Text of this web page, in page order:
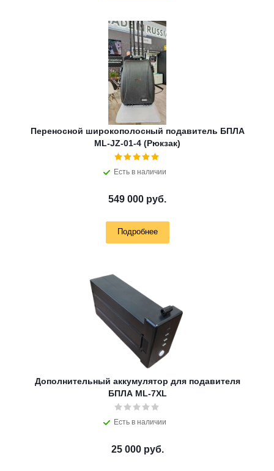
Переносной широкополосный подавитель БПЛА
ML-JZ-01-4 (Рюкзак)
Есть в наличии
549 000 руб.
Подробнее
Дополнительный аккумулятор для подавителя
БПЛА ML-7XL
Есть в наличии
25 000 руб.